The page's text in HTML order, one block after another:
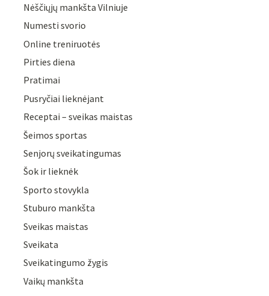
Nėščiųjų mankšta Vilniuje
Numesti svorio
Online treniruotės
Pirties diena
Pratimai
Pusryčiai lieknėjant
Receptai – sveikas maistas
Šeimos sportas
Senjorų sveikatingumas
Šok ir lieknėk
Sporto stovykla
Stuburo mankšta
Sveikas maistas
Sveikata
Sveikatingumo žygis
Vaikų mankšta